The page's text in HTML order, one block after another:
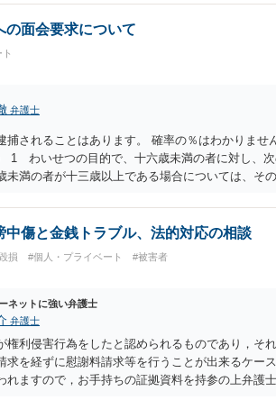
自体が、秘密情報に当たるとは思えませんし、名
数への公開に当たるとも思われません。 もちろ
としても）、相談者さんが刑事民事の責任に問わ
の面会要求について
弁護士
捕されることはあります。 確率の％はわかりませ
1 わいせつの目的で、十六歳未満の者に対し、
未満の者が十三歳以上である場合については、そ
会を要求すること。 二 拒まれたにもかかわら
益を供与し、又はその申込み若しくは約束をして
中傷と金銭トラブル、法的対応の相談
損 #個人・プライベート #被害者
ネットに強い弁護士
弁護士
権利侵害行為をしたと認められるものであり，そ
求を経ずに慰謝料請求等を行うことが出来るケー
れますので，お手持ちの証拠資料を持参の上弁護